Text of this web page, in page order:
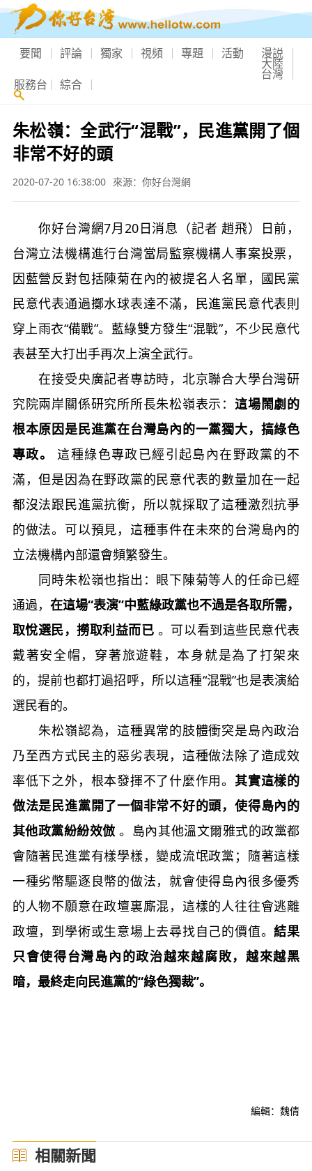
要聞 評論 獨家 視頻 專題 活動 漫説
大陸
台灣
服務台 綜合
朱松嶺：全武行“混戰”，民進黨開了個
非常不好的頭
2020-07-20 16:38:00 來源：你好台灣網
你好台灣網7月20日消息（記者 趙飛）日前，
台灣立法機構進行台灣當局監察機構人事案投票，
因藍營反對包括陳菊在內的被提名人名單，國民黨
民意代表通過擲水球表達不滿，民進黨民意代表則
穿上雨衣“備戰”。藍綠雙方發生“混戰”，不少民意代
表甚至大打出手再次上演全武行。
在接受央廣記者專訪時，北京聯合大學台灣研
究院兩岸關係研究所所長朱松嶺表示： 這場鬧劇的
根本原因是民進黨在台灣島內的一黨獨大，搞綠色
專政。
這種綠色專政已經引起島內在野政黨的不
滿，但是因為在野政黨的民意代表的數量加在一起
都沒法跟民進黨抗衡，所以就採取了這種激烈抗爭
的做法。可以預見，這種事件在未來的台灣島內的
立法機構內部還會頻繁發生。
同時朱松嶺也指出：眼下陳菊等人的任命已經
通過， 在這場“表演”中藍綠政黨也不過是各取所需，
取悅選民，撈取利益而已 。可以看到這些民意代表
戴著安全帽，穿著旅遊鞋，本身就是為了打架來
的，提前也都打過招呼，所以這種“混戰”也是表演給
選民看的。
朱松嶺認為，這種異常的肢體衝突是島內政治
乃至西方式民主的惡劣表現，這種做法除了造成效
率低下之外，根本發揮不了什麼作用。 其實這樣的
做法是民進黨開了一個非常不好的頭，使得島內的
其他政黨紛紛效倣 。島內其他溫文爾雅式的政黨都
會隨著民進黨有樣學樣，變成流氓政黨；隨著這樣
一種劣幣驅逐良幣的做法，就會使得島內很多優秀
的人物不願意在政壇裏廝混，這樣的人往往會逃離
政壇，到學術或生意場上去尋找自己的價值。結果
只會使得台灣島內的政治越來越腐敗，越來越黑
暗，最終走向民進黨的“綠色獨裁”。
編輯：魏倩
相關新聞